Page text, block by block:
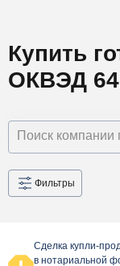
Купить
ОКВЭД
Фильтры
Сделка купли-
в нотариальной